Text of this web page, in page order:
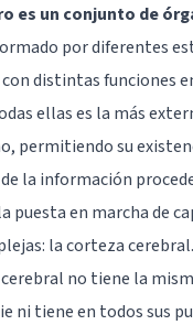
es un conjunto de
por diferentes
distintas funciones
ellas es la más
permitiendo su
la información
puesta en marcha de
la corteza cerebral.
no tiene la
ni tiene en todos sus